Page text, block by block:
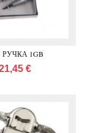
РУЧКА 1GB
€